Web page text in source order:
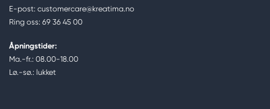
E-post: customercare@kreatima.no
Ring oss: 69 36 45 00
Åpningstider:
Ma.-fr.: 08.00-18.00
Lø.-sø.: lukket